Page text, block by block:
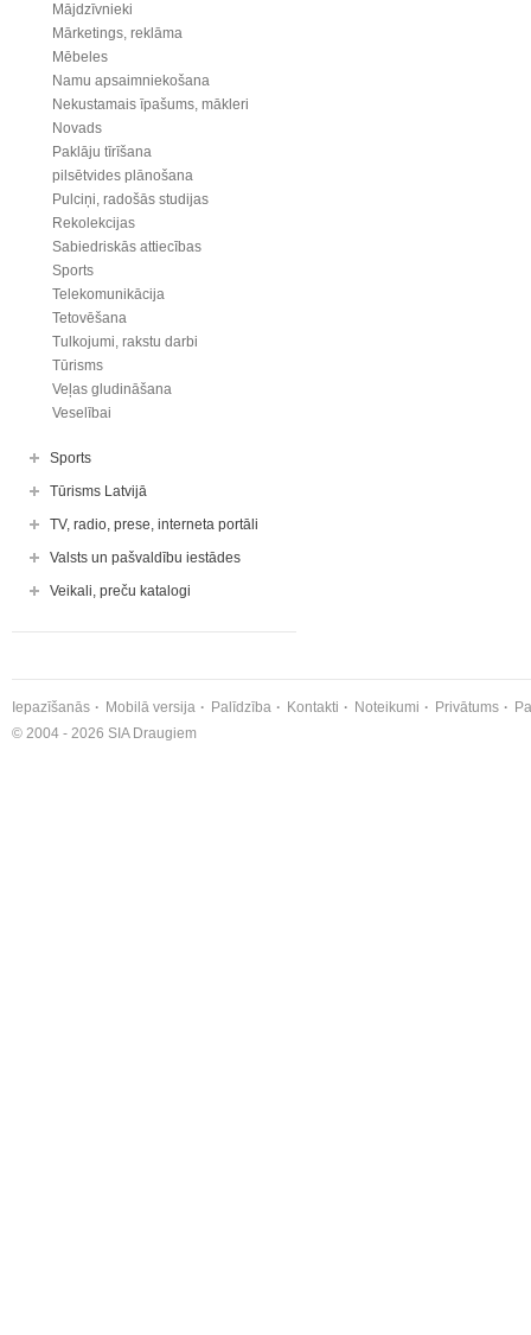
Mājdzīvnieki
Mārketings, reklāma
Mēbeles
Namu apsaimniekošana
Nekustamais īpašums, mākleri
Novads
Paklāju tīrīšana
pilsētvides plānošana
Pulciņi, radošās studijas
Rekolekcijas
Sabiedriskās attiecības
Sports
Telekomunikācija
Tetovēšana
Tulkojumi, rakstu darbi
Tūrisms
Veļas gludināšana
Veselībai
Sports
Tūrisms Latvijā
TV, radio, prese, interneta portāli
Valsts un pašvaldību iestādes
Veikali, preču katalogi
Iepazīšanās Mobilā versija Palīdzība Kontakti Noteikumi Privātums
© 2004 - 2026 SIA Draugiem